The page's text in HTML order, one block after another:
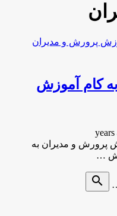
به کام آموزش
پرورش و مدیران به
…
search